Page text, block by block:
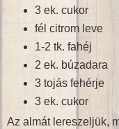
3 ek. cukor
fél citrom leve
1-2 tk. fahéj
2 ek. búzadara
3 tojás fehérje
3 ek. cukor
Az almát lereszeljük,